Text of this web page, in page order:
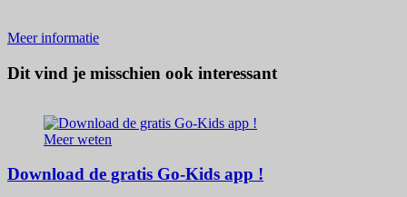
Meer informatie
Dit vind je misschien ook interessant
Meer weten
Download de gratis Go-Kids app !